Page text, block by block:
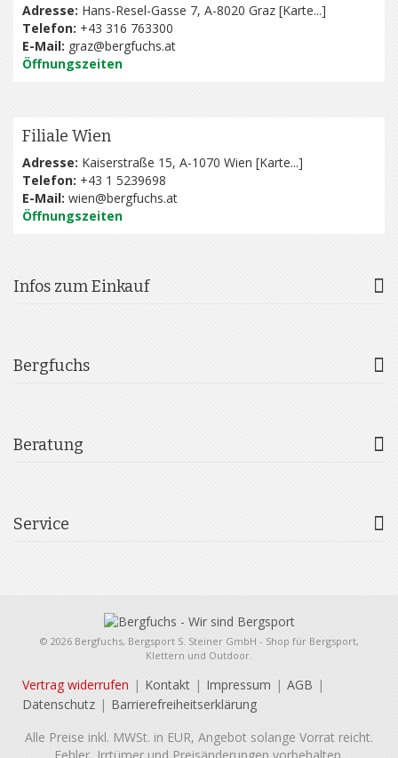
Adresse: Hans-Resel-Gasse 7, A-8020 Graz [Karte...]
Telefon: +43 316 763300
E-Mail: graz@bergfuchs.at
Öffnungszeiten
Filiale Wien
Adresse: Kaiserstraße 15, A-1070 Wien [Karte...]
Telefon: +43 1 5239698
E-Mail: wien@bergfuchs.at
Öffnungszeiten
Infos zum Einkauf
Bergfuchs
Beratung
Service
© 2026 Bergfuchs, Bergsport S. Steiner GmbH - Shop für Bergsport,
Klettern und Outdoor.
Vertrag widerrufen Kontakt Impressum
AGB
Datenschutz
Barrierefreiheitserklärung
Alle Preise inkl. MWSt. in EUR, Angebot solange Vorrat reicht.